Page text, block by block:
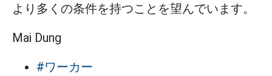
より多くの条件を持つことを望んでいます。
Mai Dung
#ワーカー